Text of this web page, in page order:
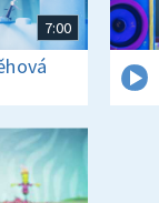
7:00